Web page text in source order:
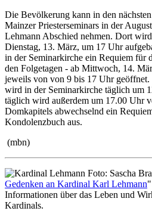
Die Bevölkerung kann in den
Mainzer Priesterseminars in der
Lehmann Abschied nehmen. Dort
Dienstag, 13. März, um 17 Uhr
in der Seminarkirche ein Requiem für
den Folgetagen - ab Mittwoch, 14.
jeweils von von 9 bis 17 Uhr
wird in der Seminarkirche täglich um
täglich wird außerdem um 17.00 Uhr
Domkapitels abwechselnd ein
Kondolenzbuch aus.
(mbn)
Gedenken an Kardinal Karl Lehmann
Informationen über das Leben und
Kardinals.